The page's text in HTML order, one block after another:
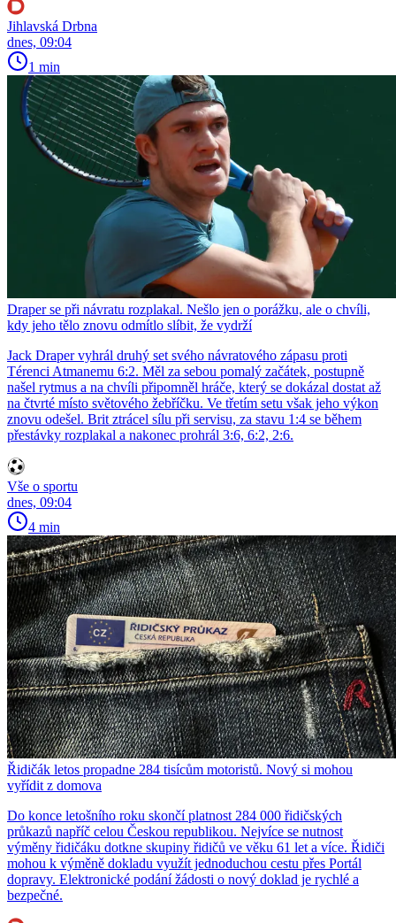
Jihlavská Drbna
dnes, 09:04
1 min
Draper se při návratu rozplakal. Nešlo jen o porážku, ale o chvíli,
kdy jeho tělo znovu odmítlo slíbit, že vydrží
Jack Draper vyhrál druhý set svého návratového zápasu proti
Térenci Atmanemu 6:2. Měl za sebou pomalý začátek, postupně
našel rytmus a na chvíli připomněl hráče, který se dokázal dostat až
na čtvrté místo světového žebříčku. Ve třetím setu však jeho výkon
znovu odešel. Brit ztrácel sílu při servisu, za stavu 1:4 se během
přestávky rozplakal a nakonec prohrál 3:6, 6:2, 2:6.
Vše o sportu
dnes, 09:04
4 min
Řidičák letos propadne 284 tisícům motoristů. Nový si mohou
vyřídit z domova
Do konce letošního roku skončí platnost 284 000 řidičských
průkazů napříč celou Českou republikou. Nejvíce se nutnost
výměny řidičáku dotkne skupiny řidičů ve věku 61 let a více. Řidiči
mohou k výměně dokladu využít jednoduchou cestu přes Portál
dopravy. Elektronické podání žádosti o nový doklad je rychlé a
bezpečné.